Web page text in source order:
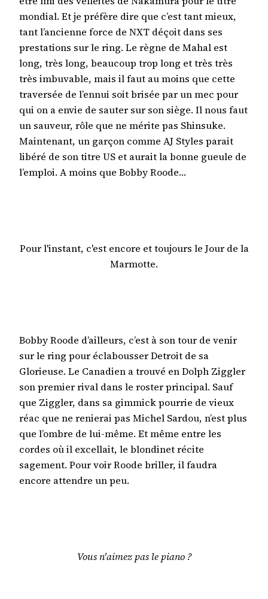
mondial. Et je préfère dire que c’est tant mieux,
tant l’ancienne force de NXT déçoit dans ses
prestations sur le ring. Le règne de Mahal est
long, très long, beaucoup trop long et très très
très imbuvable, mais il faut au moins que cette
traversée de l’ennui soit brisée par un mec pour
qui on a envie de sauter sur son siège. Il nous faut
un sauveur, rôle que ne mérite pas Shinsuke.
Maintenant, un garçon comme AJ Styles parait
libéré de son titre US et aurait la bonne gueule de
l’emploi. A moins que Bobby Roode…
Pour l'instant, c'est encore et toujours le Jour de la
Marmotte.
Bobby Roode d’ailleurs, c’est à son tour de venir
sur le ring pour éclabousser Detroit de sa
Glorieuse. Le Canadien a trouvé en Dolph Ziggler
son premier rival dans le roster principal. Sauf
que Ziggler, dans sa gimmick pourrie de vieux
réac que ne renierai pas Michel Sardou, n’est plus
que l’ombre de lui-même. Et même entre les
cordes où il excellait, le blondinet récite
sagement. Pour voir Roode briller, il faudra
encore attendre un peu.
Vous n'aimez pas le piano ?